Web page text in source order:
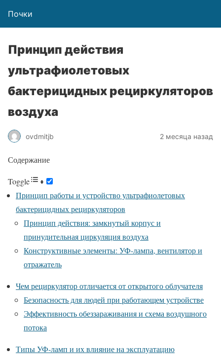
Почки
Принцип действия
ультрафиолетовых
бактерицидных рециркуляторов
воздуха
ovdmitjb 2 месяца назад
Содержание
Toggle
Принцип работы и устройство ультрафиолетовых
бактерицидных рециркуляторов
Принцип действия: замкнутый корпус и
принудительная циркуляция воздуха
Конструктивные элементы: УФ-лампа, вентилятор и
отражатель
Чем рециркулятор отличается от открытого облучателя
Безопасность для людей при работающем устройстве
Эффективность обеззараживания и схема воздушного
потока
Типы УФ-ламп и их влияние на эксплуатацию